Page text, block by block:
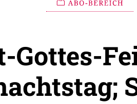
Gottes-